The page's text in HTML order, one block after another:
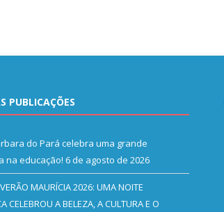
PUBLICAÇÕES
do Pará celebra uma grande
na educação! 6 de agosto de 2026
MAURÍCIA 2026: UMA NOITE
CELEBROU A BELEZA, A CULTURA E O